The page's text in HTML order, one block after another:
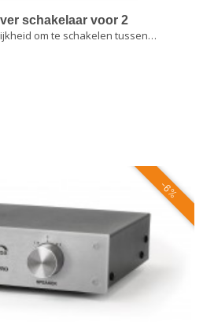
schakelaar voor 2
om te schakelen tussen…
-6%